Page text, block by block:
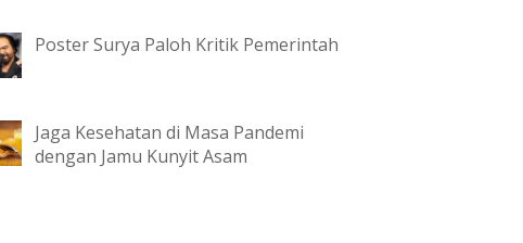
Poster Surya Paloh Kritik Pemerintah
Jaga Kesehatan di Masa Pandemi
dengan Jamu Kunyit Asam